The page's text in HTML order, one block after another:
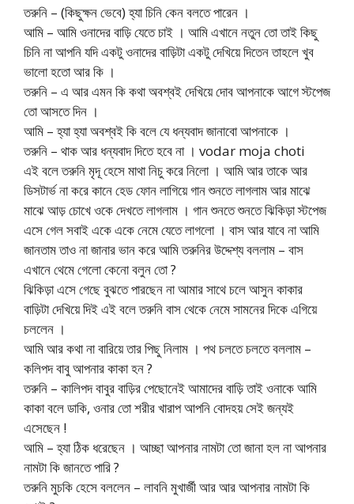
তরুনি – (কিছুক্ষন ভেবে) হ্যা চিনি কেন বলতে পারেন ।
আমি – আমি ওনাদের বাড়ি যেতে চাই । আমি এখানে নতুন তো তাই কিছু
চিনি না আপনি যদি একটু ওনাদের বাড়িটা একটু দেখিয়ে দিতেন তাহলে খুব
ভালো হতো আর কি ।
তরুনি – এ আর এমন কি কথা অবশ্বই দেখিয়ে দোব আপনাকে আগে স্টপেজ
তো আসতে দিন ।
আমি – হ্যা হ্যা অবশ্বই কি বলে যে ধন্যবাদ জানাবো আপনাকে ।
তরুনি – থাক আর ধন্যবাদ দিতে হবে না । vodar moja choti
এই বলে তরুনি মৃদূ হেসে মাথা নিচু করে নিলো । আমি আর তাকে আর
ডিসটার্ভ না করে কানে হেড ফোন লাগিয়ে গান শুনতে লাগলাম আর মাঝে
মাঝে আড় চোখে ওকে দেখতে লাগলাম । গান শুনতে শুনতে ঝিকিড়া স্টপেজ
এসে গেল সবাই একে একে নেমে যেতে লাগলো । বাস আর যাবে না আমি
জানতাম তাও না জানার ভান করে আমি তরুনির উদ্দেশ্য বললাম – বাস
এখানে থেমে গেলো কেনো বলুন তো ?
ঝিকিড়া এসে গেছে বুঝতে পারছেন না আমার সাথে চলে আসুন কাকার
বাড়িটা দেখিয়ে দিই এই বলে তরুনি বাস থেকে নেমে সামনের দিকে এগিয়ে
চললেন ।
আমি আর কথা না বারিয়ে তার পিছু নিলাম । পথ চলতে চলতে বললাম –
কলিপদ বাবু আপনার কাকা হন ?
তরুনি – কালিপদ বাবুর বাড়ির পেছোনেই আমাদের বাড়ি তাই ওনাকে আমি
কাকা বলে ডাকি, ওনার তো শরীর খারাপ আপনি বোদহয় সেই জন্যই
এসেছেন !
আমি – হ্যা ঠিক ধরেছেন । আচ্ছা আপনার নামটা তো জানা হল না আপনার
নামটা কি জানতে পারি ?
তরুনি মুচকি হেসে বললেন – লাবনি মুখার্জী আর আর আপনার নামটা কি